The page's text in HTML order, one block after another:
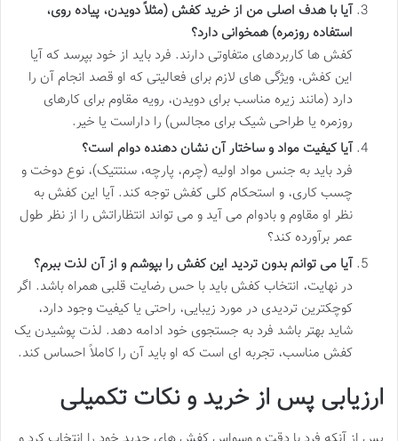
آیا با هدف اصلی من از خرید کفش (مثلاً دویدن، پیاده روی،
استفاده روزمره) همخوانی دارد؟
کفش ها کاربردهای متفاوتی دارند. فرد باید از خود بپرسد که آیا
این کفش، ویژگی های لازم برای فعالیتی که او قصد انجام آن را
دارد (مانند زیره مناسب برای دویدن، رویه مقاوم برای کارهای
روزمره یا طراحی شیک برای مجالس) را داراست یا خیر.
آیا کیفیت مواد و ساختار آن نشان دهنده دوام است؟
فرد باید به جنس مواد اولیه (چرم، پارچه، سنتتیک)، نوع دوخت و
چسب کاری، و استحکام کلی کفش توجه کند. آیا این کفش به
نظر او مقاوم و بادوام می آید و می تواند انتظاراتش را از نظر طول
عمر برآورده کند؟
آیا می توانم بدون تردید این کفش را بپوشم و از آن لذت ببرم؟
در نهایت، انتخاب کفش باید با حس رضایت قلبی همراه باشد. اگر
کوچکترین تردیدی در مورد زیبایی، راحتی یا کیفیت وجود دارد،
شاید بهتر باشد فرد به جستجوی خود ادامه دهد. لذت پوشیدن یک
کفش مناسب، تجربه ای است که او باید آن را کاملاً احساس کند.
ارزیابی پس از خرید و نکات تکمیلی